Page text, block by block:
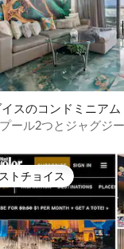
中4.92つ星の平均評
スのコンドミニアム
ール2つとジャグジ
のゲストチョイスです
トチョイス